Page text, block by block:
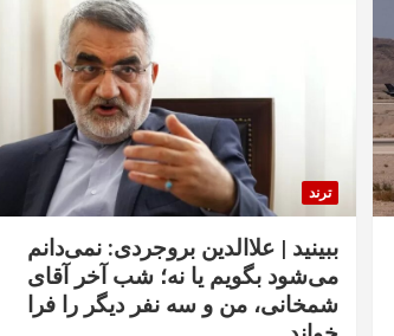
ترند
ببینید | علاالدین بروجردی: نمی‌دانم
می‌شود بگویم یا نه؛ شب آخر آقای
شمخانی، من و سه نفر دیگر را فرا